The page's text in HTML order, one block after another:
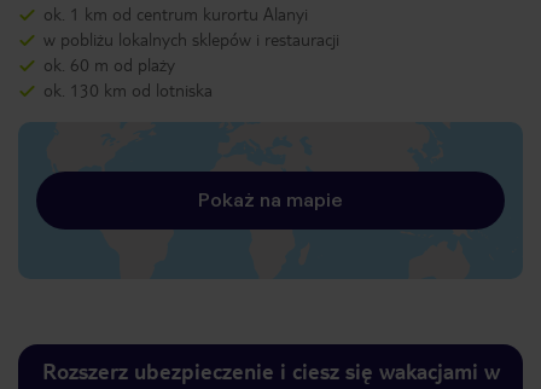
ok. 1 km od centrum kurortu Alanyi
w pobliżu lokalnych sklepów i restauracji
ok. 60 m od plaży
ok. 130 km od lotniska
Pokaż na mapie
Rozszerz ubezpieczenie i ciesz się wakacjami w